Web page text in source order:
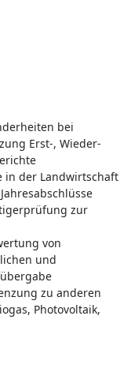
bei
Erst-, Wieder-
in der Landwirtschaft
zur
von
und
zu anderen
Photovoltaik,